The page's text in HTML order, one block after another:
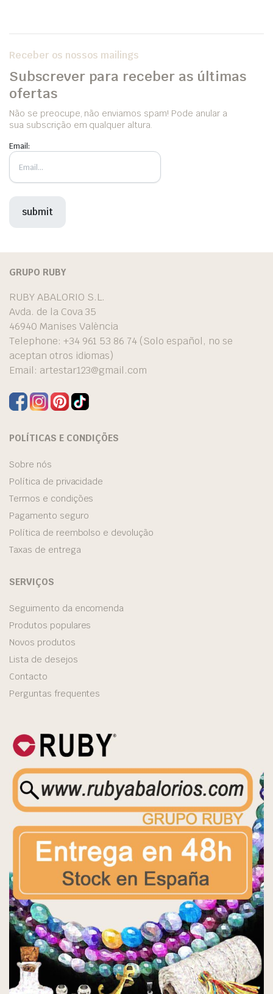
Receber os nossos mailings
Subscrever para receber as últimas
ofertas
Não se preocupe, não enviamos spam! Pode anular a
sua subscrição em qualquer altura.
Email:
GRUPO RUBY
RUBY ABALORIO S.L.
Avda. de la Cova 35
46940 Manises València
Telephone: +34 961 53 86 74 (Solo español, no se
aceptan otros idiomas)
Email: artestar123@gmail.com
POLÍTICAS E CONDIÇÕES
Sobre nós
Política de privacidade
Termos e condições
Pagamento seguro
Política de reembolso e devolução
Taxas de entrega
SERVIÇOS
Seguimento da encomenda
Produtos populares
Novos produtos
Lista de desejos
Contacto
Perguntas frequentes